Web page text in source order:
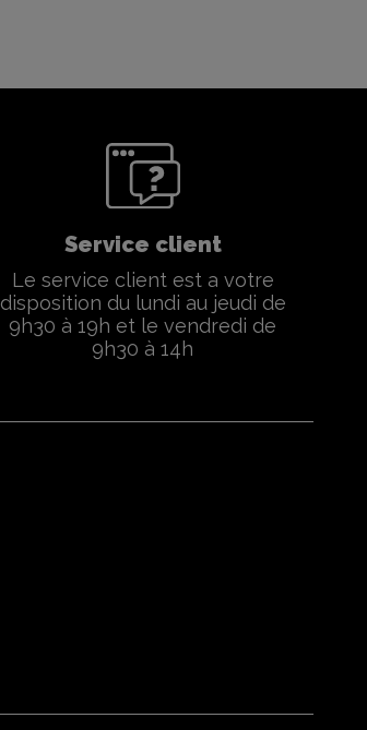
Service client
Le service client est a votre
disposition du lundi au jeudi de
9h30 à 19h et le vendredi de
9h30 à 14h